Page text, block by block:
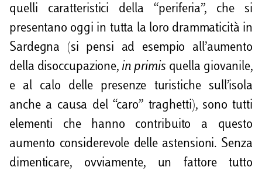
quelli caratteristici della “periferia”, che si
presentano oggi in tutta la loro drammaticità in
Sardegna (si pensi ad esempio all’aumento
della disoccupazione, in primis quella giovanile,
e al calo delle presenze turistiche sull’isola
anche a causa del “caro” traghetti), sono tutti
elementi che hanno contribuito a questo
aumento considerevole delle astensioni. Senza
dimenticare, ovviamente, un fattore tutto